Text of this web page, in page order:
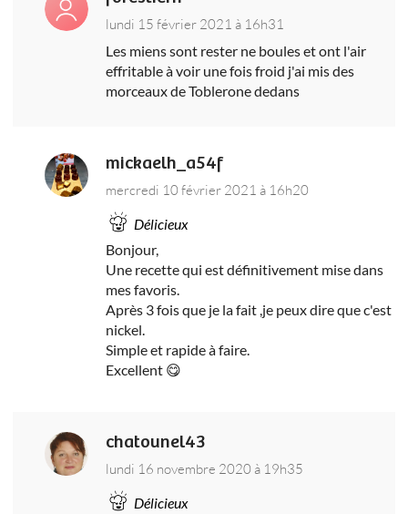
lundi 15 février 2021 à 16h31
Les miens sont rester ne boules et ont l'air
effritable à voir une fois froid j'ai mis des
morceaux de Toblerone dedans
mickaelh_a54f
mercredi 10 février 2021 à 16h20
Délicieux
Bonjour,
Une recette qui est définitivement mise dans
mes favoris.
Après 3 fois que je la fait ,je peux dire que c'est
nickel.
Simple et rapide à faire.
Excellent 😋
chatounel43
lundi 16 novembre 2020 à 19h35
Délicieux